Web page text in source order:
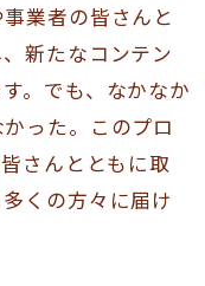
業者の皆さんと
新たなコンテン
。でも、なかなか
った。このプロ
さんとともに取
くの方々に届け